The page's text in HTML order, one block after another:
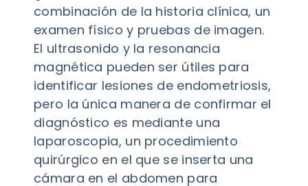
combinación de la historia clínica, un
examen físico y pruebas de imagen.
El ultrasonido y la resonancia
magnética pueden ser útiles para
identificar lesiones de endometriosis,
pero la única manera de confirmar el
diagnóstico es mediante una
laparoscopia, un procedimiento
quirúrgico en el que se inserta una
cámara en el abdomen para